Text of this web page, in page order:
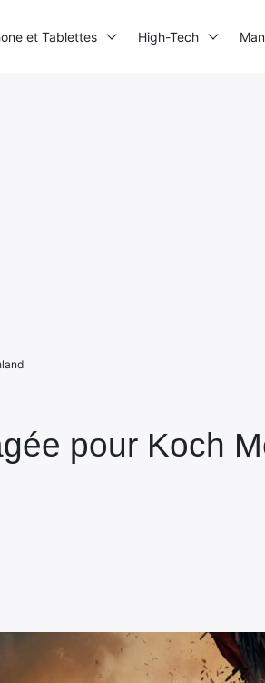
pour Koch
et Tablettes High-Tech